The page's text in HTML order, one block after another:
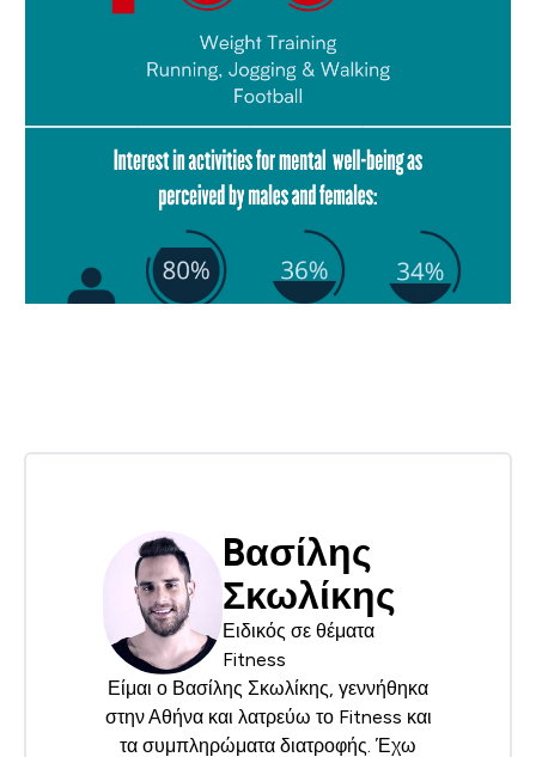
Bασίλης
Σκωλίκης
Ειδικός σε θέματα
Fitness
Είμαι ο Βασίλης Σκωλίκης, γεννήθηκα
στην Αθήνα και λατρεύω το Fitness και
τα συμπληρώματα διατροφής. Έχω